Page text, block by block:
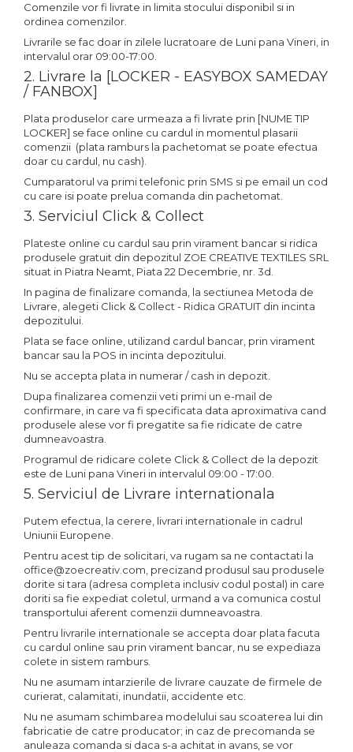
Comenzile vor fi livrate in limita stocului disponibil si in
ordinea comenzilor.
Livrarile se fac doar in zilele lucratoare de Luni pana Vineri, in
intervalul orar 09:00-17:00.
2. Livrare la [LOCKER - EASYBOX SAMEDAY
/ FANBOX]
Plata produselor care urmeaza a fi livrate prin [NUME TIP
LOCKER] se face online cu cardul in momentul plasarii
comenzii (plata ramburs la pachetomat se poate efectua
doar cu cardul, nu cash).
Cumparatorul va primi telefonic prin SMS si pe email un cod
cu care isi poate prelua comanda din pachetomat.
3. Serviciul Click & Collect
Plateste online cu cardul sau prin virament bancar si ridica
produsele gratuit din depozitul ZOE CREATIVE TEXTILES SRL
situat in Piatra Neamt, Piata 22 Decembrie, nr. 3d.
In pagina de finalizare comanda, la sectiunea Metoda de
Livrare, alegeti Click & Collect - Ridica GRATUIT din incinta
depozitului.
Plata se face online, utilizand cardul bancar, prin virament
bancar sau la POS in incinta depozitului.
Nu se accepta plata in numerar / cash in depozit.
Dupa finalizarea comenzii veti primi un e-mail de
confirmare, in care va fi specificata data aproximativa cand
produsele alese vor fi pregatite sa fie ridicate de catre
dumneavoastra.
Programul de ridicare colete Click & Collect de la depozit
este de Luni pana Vineri in intervalul 09:00 - 17:00.
5. Serviciul de Livrare internationala
Putem efectua, la cerere, livrari internationale in cadrul
Uniunii Europene.
Pentru acest tip de solicitari, va rugam sa ne contactati la
office@zoecreativ.com, precizand produsul sau produsele
dorite si tara (adresa completa inclusiv codul postal) in care
doriti sa fie expediat coletul, urmand a va comunica costul
transportului aferent comenzii dumneavoastra.
Pentru livrarile internationale se accepta doar plata facuta
cu cardul online sau prin virament bancar, nu se expediaza
colete in sistem ramburs.
Nu ne asumam intarzierile de livrare cauzate de firmele de
curierat, calamitati, inundatii, accidente etc.
Nu ne asumam schimbarea modelului sau scoaterea lui din
fabricatie de catre producator; in caz de precomanda se
anuleaza comanda si daca s-a achitat in avans, se vor